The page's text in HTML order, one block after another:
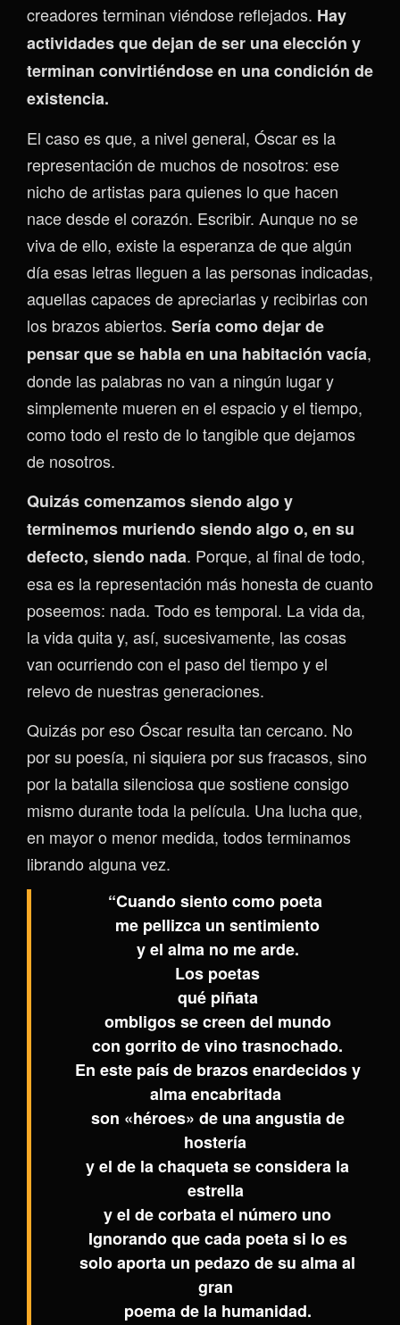
creadores terminan viéndose reflejados. Hay
actividades que dejan de ser una elección y
terminan convirtiéndose en unacondición de
existencia.
El caso es que, a nivel general, Óscar es la
representación de muchos de nosotros: ese
nicho de artistas para quienes lo que hacen
nace desde el corazón. Escribir. Aunque no se
viva de ello, existe la esperanza de que algún
día esas letras lleguen a las personas indicadas,
aquellas capaces de apreciarlas y recibirlas con
los brazos abiertos. Sería como dejar de
pensar que se habla en una habitación vacía,
donde las palabras no van a ningún lugar y
simplemente mueren en el espacio y el tiempo,
como todo el resto de lo tangible que dejamos
de nosotros.
Quizás comenzamos siendo algo y
terminemos muriendo siendo algo o, en su
defecto, siendo nada. Porque, al final de todo,
esa es la representación más honesta de cuanto
poseemos: nada. Todo es temporal. La vida da,
la vida quita y, así, sucesivamente, las cosas
van ocurriendo con el paso del tiempo y el
relevo de nuestras generaciones.
Quizás por eso Óscar resulta tan cercano. No
por su poesía, ni siquiera por sus fracasos, sino
por la batalla silenciosa que sostiene consigo
mismo durante toda la película. Una lucha que,
en mayor o menor medida, todos terminamos
librando alguna vez.
“Cuando siento como poeta
me pellizca un sentimiento
y el alma no me arde.
Los poetas
qué piñata
ombligos se creen del mundo
con gorrito de vino trasnochado.
En este país de brazos enardecidos y
alma encabritada
son «héroes» de una angustia de
hostería
y el de la chaqueta se considera la
estrella
y el de corbata el número uno
Ignorando que cada poeta si lo es
solo aporta un pedazo de su alma al
gran
poema de la humanidad.